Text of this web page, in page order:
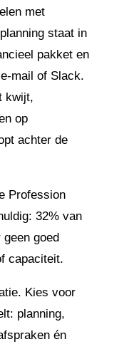
met
staat in
pakket en
mail of Slack.
kwijt,
op
achter de
Profession
32% van
goed
capaciteit.
Kies voor
planning,
én